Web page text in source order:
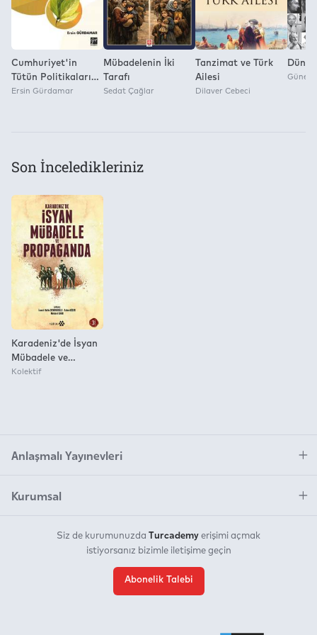
Cumhuriyet'in
Tütün Politikaları
1923-1950
Ersin Gürdamar
Mübadelenin İki
Tarafı
Sedat Çağlar
Tanzimat ve Türk
Ailesi
Dilaver Cebeci
Güneş
Son İnceledikleriniz
Karadeniz'de İsyan
Mübadele ve
Propaganda
Kolektif
Anlaşmalı Yayınevleri
Kurumsal
Siz de kurumunuzda Turcademy erişimi açmak
istiyorsanız bizimle iletişime geçin
Abonelik Talebi